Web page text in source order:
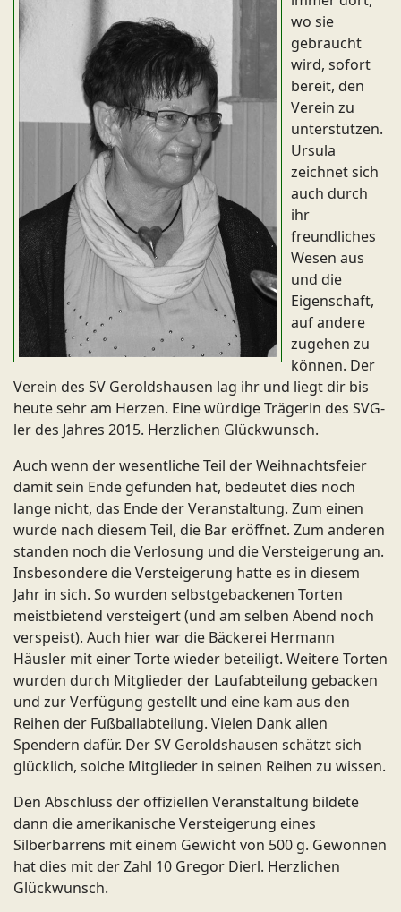
wo sie
gebraucht
wird, sofort
bereit, den
Verein zu
unterstützen.
Ursula
zeichnet sich
auch durch
ihr
freundliches
Wesen aus
und die
Eigenschaft,
auf andere
zugehen zu
können. Der
Verein des SV Geroldshausen lag ihr und liegt dir bis
heute sehr am Herzen. Eine würdige Trägerin des SVG-
ler des Jahres 2015. Herzlichen Glückwunsch.
Auch wenn der wesentliche Teil der Weihnachtsfeier
damit sein Ende gefunden hat, bedeutet dies noch
lange nicht, das Ende der Veranstaltung. Zum einen
wurde nach diesem Teil, die Bar eröffnet. Zum anderen
standen noch die Verlosung und die Versteigerung an.
Insbesondere die Versteigerung hatte es in diesem
Jahr in sich. So wurden selbstgebackenen Torten
meistbietend versteigert (und am selben Abend noch
verspeist). Auch hier war die Bäckerei Hermann
Häusler mit einer Torte wieder beteiligt. Weitere Torten
wurden durch Mitglieder der Laufabteilung gebacken
und zur Verfügung gestellt und eine kam aus den
Reihen der Fußballabteilung. Vielen Dank allen
Spendern dafür. Der SV Geroldshausen schätzt sich
glücklich, solche Mitglieder in seinen Reihen zu wissen.
Den Abschluss der offiziellen Veranstaltung bildete
dann die amerikanische Versteigerung eines
Silberbarrens mit einem Gewicht von 500 g. Gewonnen
hat dies mit der Zahl 10 Gregor Dierl. Herzlichen
Glückwunsch.